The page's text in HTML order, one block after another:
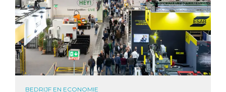
BEDRIJF EN ECONOMIE